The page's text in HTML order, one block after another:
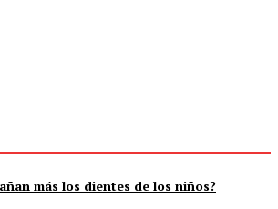
más los dientes de los niños?